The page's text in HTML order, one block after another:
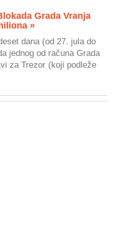
Grada Vranja
»
dana (od 27. jula do
jednog od računa Grada
za Trezor (koji podleže